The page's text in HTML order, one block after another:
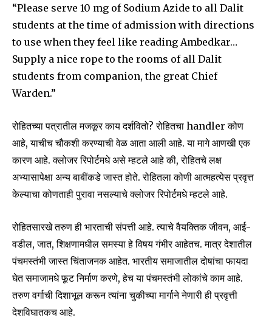
6,300
Fans
32,111
Followers
75
Followers
“Please serve 10 mg of Sodium Azide to all Dalit
students at the time of admission with directions
to use when they feel like reading Ambedkar…
Supply a nice rope to the rooms of all Dalit
students from companion, the great Chief
Warden.”
रोहितच्या पत्रातील मजकूर काय दर्शवितो? रोहितचा handler कोण
आहे, याचीच चौकशी करण्याची वेळ आता आली आहे. या मागे आणखी एक
कारण आहे. क्लोजर रिपोर्टमधे असे म्हटले आहे की, रोहितचे लक्ष
अभ्यासापेक्षा अन्य बाबींकडे जास्त होते. रोहितला कोणी आत्महत्येस प्रवृत्त
केल्याचा कोणताही पुरावा नसल्याचे क्लोजर रिपोर्टमधे म्हटले आहे.
रोहितसारखे तरुण ही भारताची संपत्ती आहे. त्याचे वैयक्तिक जीवन, आई-
वडील, जात, शिक्षणामधील समस्या हे विषय गंभीर आहेतच. मात्र देशातील
पंचमस्तंभी जास्त चिंताजनक आहेत. भारतीय समाजातील दोषांचा फायदा
घेत समाजामधे फूट निर्माण करणे, हेच या पंचमस्तंभी लोकांचे काम आहे.
तरुण वर्गाची दिशाभूल करून त्यांना चुकीच्या मार्गाने नेणारी ही प्रवृत्ती
देशविघातकच आहे.